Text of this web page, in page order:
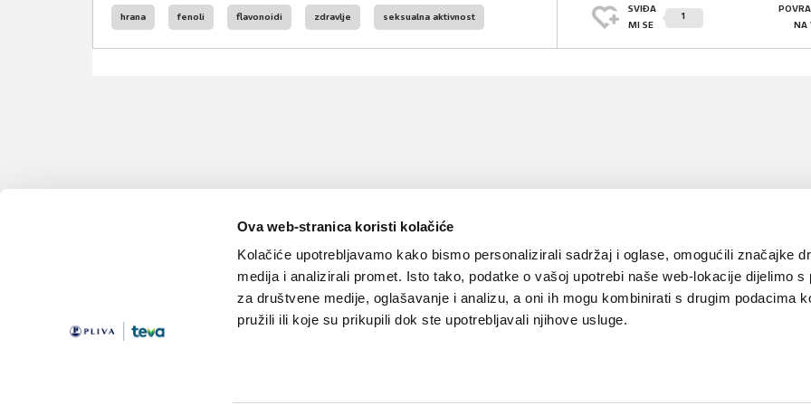
Ova web-stranica koristi kolačiće
Kolačiće upotrebljavamo kako bismo personalizirali sadržaj i oglase, omogućili značajke
medija i analizirali promet. Isto tako, podatke o vašoj upotrebi naše web-lokacije dijelimo s
za društvene medije, oglašavanje i analizu, a oni ih mogu kombinirati s drugim podacima
pružili ili koje su prikupili dok ste upotrebljavali njihove usluge.
hrana fenoli flavonoidi zdravlje seksualna aktivnost
SVIĐA
MI SE
1
NA
Važne pravne